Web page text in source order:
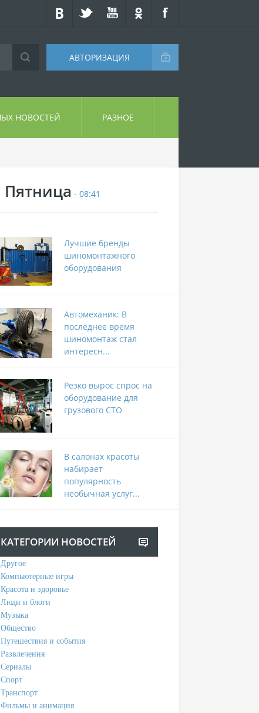
АВТОРИЗАЦИЯ
НОВОСТЕЙ РАЗНОЕ
Пятница - 08:41
Лучшие бренды
шиномонтажного
оборудования
Автомеханик: В
последнее время
шиномонтаж стал
интересн...
Резко вырос спрос на
оборудование для
грузового СТО
В салонах красоты
набирает
популярность
необычная услуг...
КАТЕГОРИИ НОВОСТЕЙ
Другое
Компьютерные игры
Красота и здоровье
Люди и блоги
Музыка
Общество
Путешествия и события
Развлечения
Сериалы
Спорт
Транспорт
Фильмы и анимация